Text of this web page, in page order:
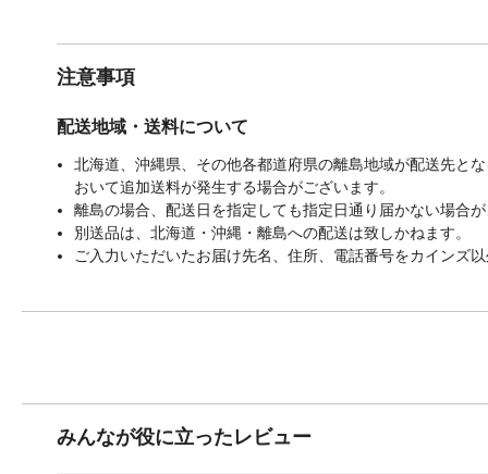
注意事項
配送地域・送料について
北海道、沖縄県、その他各都道府県の離島地域が配送先と
おいて追加送料が発生する場合がございます。
離島の場合、配送日を指定しても指定日通り届かない場合
別送品は、北海道・沖縄・離島への配送は致しかねます。
ご入力いただいたお届け先名、住所、電話番号をカインズ
みんなが役に立ったレビュー